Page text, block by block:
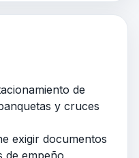
de
y cruces
exigir documentos